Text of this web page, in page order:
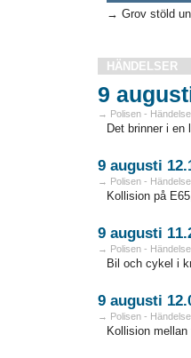
→ Grov stöld
HÄNDELSER
9
→ Polisen -
Det brinner i en
9 augusti
→ Polisen -
Kollision på
9 augusti
→ Polisen -
Bil och cykel i
9 augusti
→ Polisen -
Kollision mellan